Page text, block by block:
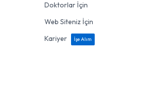
Doktorlar İçin
Web Siteniz İçin
Kariyer
İşe Alım